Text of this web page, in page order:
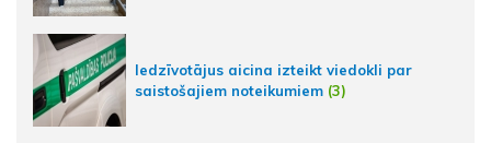
Iedzīvotājus aicina izteikt viedokli par
saistošajiem noteikumiem (3)